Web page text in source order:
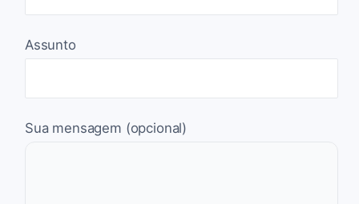
Assunto
Sua mensagem (opcional)